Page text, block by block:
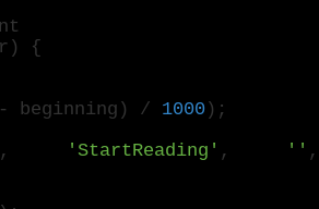
{
beginning) / 1000);
, 'StartReading' , '' ,